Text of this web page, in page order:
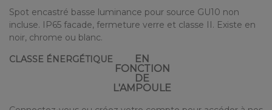
Spot encastré basse luminance pour source GU10 non
incluse. IP65 facade, fermeture verre et classe II. Existe en
noir, chrome ou blanc.
CLASSE ÉNERGÉTIQUE
EN
FONCTION
DE
L'AMPOULE